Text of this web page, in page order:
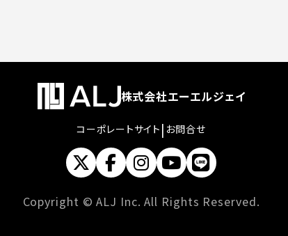
株式会社エーエルジェイ
コーポレートサイト | お問合せ
Copyright © ALJ Inc. All Rights Reserved.